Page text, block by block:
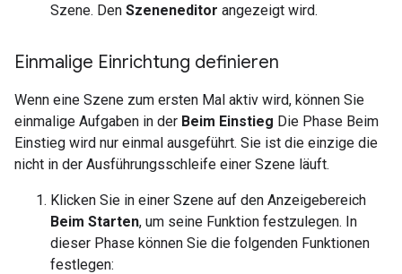
Szene. Den Szeneneditor angezeigt wird.
Einmalige Einrichtung definieren
Wenn eine Szene zum ersten Mal aktiv wird, können Sie
einmalige Aufgaben in der Beim Einstieg Die Phase Beim
Einstieg wird nur einmal ausgeführt. Sie ist die einzige die
nicht in der Ausführungsschleife einer Szene läuft.
Klicken Sie in einer Szene auf den Anzeigebereich
Beim Starten, um seine Funktion festzulegen. In
dieser Phase können Sie die folgenden Funktionen
festlegen: